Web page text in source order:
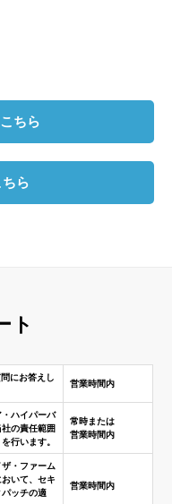
ちら
ら
ト
にお答えし
営業時間内
ハイパーバ
の責任範囲
行います。
常時または
営業時間内
・ファーム
いて、セキ
パッチの適
営業時間内